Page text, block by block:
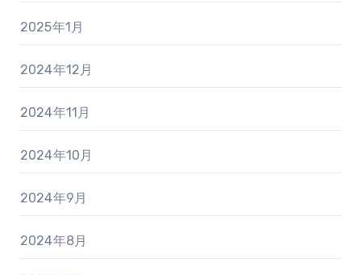
2025年1月
2024年12月
2024年11月
2024年10月
2024年9月
2024年8月